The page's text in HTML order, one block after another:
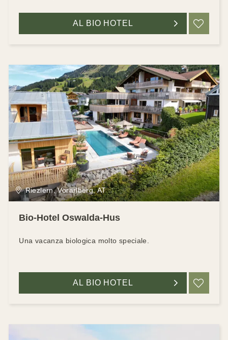
AL BIO HOTEL
Riezlern, Vorarlberg, AT
Bio-Hotel Oswalda-Hus
Una vacanza biologica molto speciale.
AL BIO HOTEL